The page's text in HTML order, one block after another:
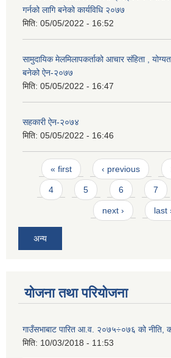
गर्नको लागि बनेको कार्यविधि २०७७
मिति: 05/05/2022 - 16:52
सामुदायिक मेलमिलापकर्ताको आचार संहिता ,
बनेको ऐन-२०७७
मिति: 05/05/2022 - 16:47
सहकारी ऐन-२०७४
मिति: 05/05/2022 - 16:46
Pages
« first ‹ previous
4 5 6 7
next › last
अन्य
योजना तथा परियोजना
गाउँसभाबाट पारित आ.व. २०७५÷०७६ को नीति,
मिति: 10/03/2018 - 11:53